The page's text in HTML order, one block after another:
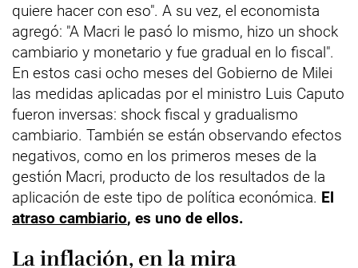
quiere hacer con eso". A su vez, el economista
agregó: "A Macri le pasó lo mismo, hizo un shock
cambiario y monetario y fue gradual en lo fiscal".
En estos casi ocho meses del Gobierno de Milei
las medidas aplicadas por el ministro Luis Caputo
fueron inversas: shock fiscal y gradualismo
cambiario. También se están observando efectos
negativos, como en los primeros meses de la
gestión Macri, producto de los resultados de la
aplicación de este tipo de política económica. El
atraso cambiario, es uno de ellos.
La inflación, en la mira